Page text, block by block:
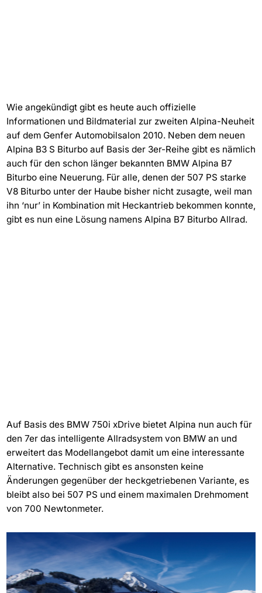
Wie angekündigt gibt es heute auch offizielle
Informationen und Bildmaterial zur zweiten Alpina-Neuheit
auf dem Genfer Automobilsalon 2010. Neben dem neuen
Alpina B3 S Biturbo auf Basis der 3er-Reihe gibt es nämlich
auch für den schon länger bekannten BMW Alpina B7
Biturbo eine Neuerung. Für alle, denen der 507 PS starke
V8 Biturbo unter der Haube bisher nicht zusagte, weil man
ihn ‘nur’ in Kombination mit Heckantrieb bekommen konnte,
gibt es nun eine Lösung namens Alpina B7 Biturbo Allrad.
Auf Basis des BMW 750i xDrive bietet Alpina nun auch für
den 7er das intelligente Allradsystem von BMW an und
erweitert das Modellangebot damit um eine interessante
Alternative. Technisch gibt es ansonsten keine
Änderungen gegenüber der heckgetriebenen Variante, es
bleibt also bei 507 PS und einem maximalen Drehmoment
von 700 Newtonmeter.